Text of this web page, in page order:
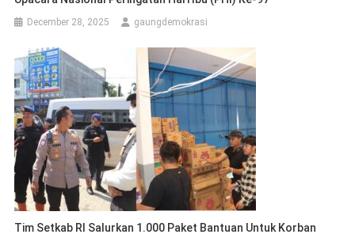
December 28, 2025 gaungdemokrasi
Tim Setkab RI Salurkan 1.000 Paket Bantuan Untuk Korban